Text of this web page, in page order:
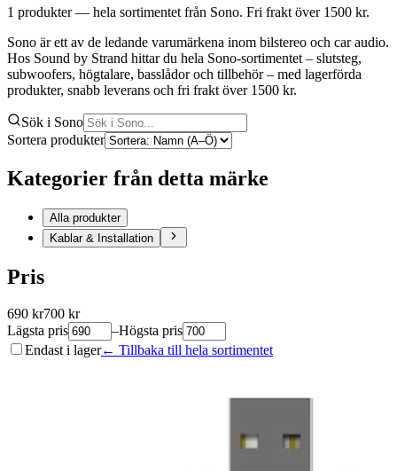
1 produkter— hela sortimentet från Sono. Fri frakt över 1500 kr.
Sono är ett av de ledande varumärkena inom bilstereo och car audio.
Hos Sound by Strand hittar du hela Sono-sortimentet – slutsteg,
subwoofers, högtalare, basslådor och tillbehör – med lagerförda
produkter, snabb leverans och fri frakt över 1500 kr.
Sök i Sono
Sortera produkter
Kategorier från detta märke
Alla produkter
Kablar & Installation
Pris
690 kr700 kr
Lägsta pris
–Högsta pris
Endast i lager← Tillbaka till hela sortimentet